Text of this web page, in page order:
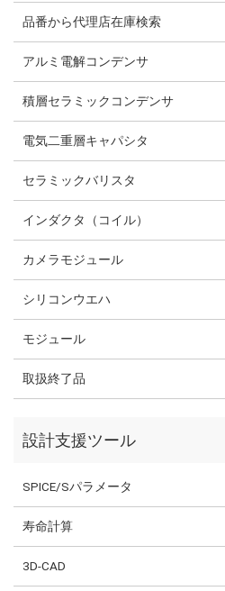
品番から代理店在庫検索
アルミ電解コンデンサ
積層セラミックコンデンサ
電気二重層キャパシタ
セラミックバリスタ
インダクタ（コイル）
カメラモジュール
シリコンウエハ
モジュール
取扱終了品
設計支援ツール
SPICE/Sパラメータ
寿命計算
3D-CAD